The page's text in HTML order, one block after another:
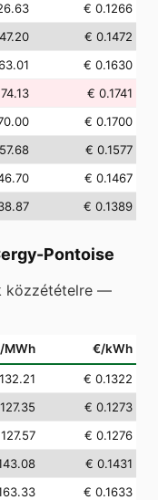
€ 0.1266
€ 0.1472
€ 0.1630
€ 0.1741
€ 0.1700
€ 0.1577
€ 0.1467
€ 0.1389
Pontoise
közzétételre —
MWh €/kWh
€ 0.1322
€ 0.1273
€ 0.1276
€ 0.1431
€ 0.1633